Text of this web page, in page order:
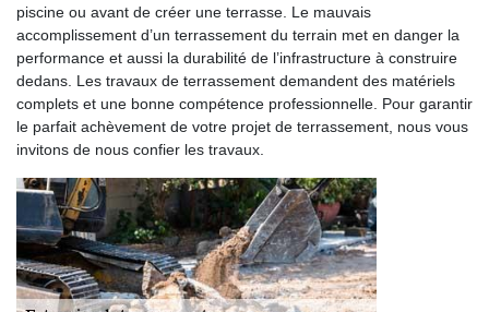
piscine ou avant de créer une terrasse. Le mauvais
accomplissement d’un terrassement du terrain met en danger la
performance et aussi la durabilité de l’infrastructure à construire
dedans. Les travaux de terrassement demandent des matériels
complets et une bonne compétence professionnelle. Pour garantir
le parfait achèvement de votre projet de terrassement, nous vous
invitons de nous confier les travaux.